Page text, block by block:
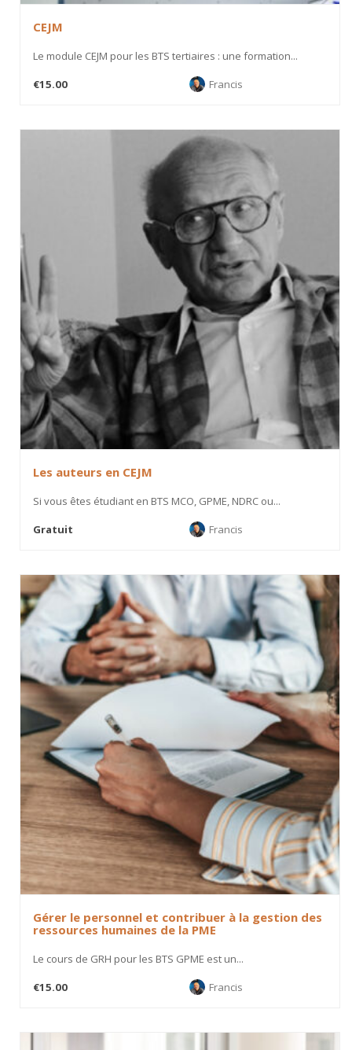
CEJM
Le module CEJM pour les BTS tertiaires : une formation...
€15.00
Francis
Les auteurs en CEJM
Si vous êtes étudiant en BTS MCO, GPME, NDRC ou...
Gratuit
Francis
Gérer le personnel et contribuer à la gestion des
ressources humaines de la PME
Le cours de GRH pour les BTS GPME est un...
€15.00
Francis